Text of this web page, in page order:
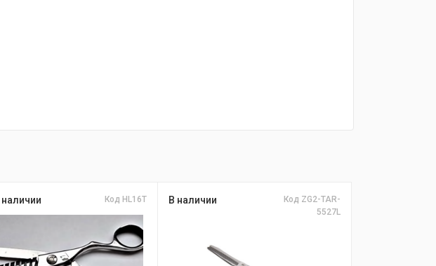
наличии Код НL16T В наличии
Код ZG2-TAR-
5527L